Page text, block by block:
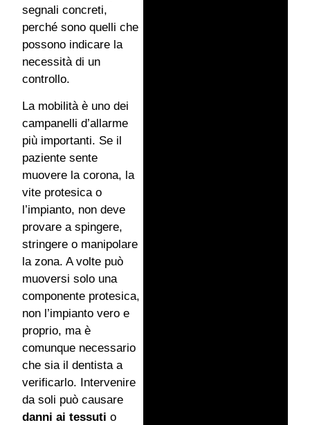
segnali concreti,
perché sono quelli che
possono indicare la
necessità di un
controllo.
La mobilità è uno dei
campanelli d’allarme
più importanti. Se il
paziente sente
muovere la corona, la
vite protesica o
l’impianto, non deve
provare a spingere,
stringere o manipolare
la zona. A volte può
muoversi solo una
componente protesica,
non l’impianto vero e
proprio, ma è
comunque necessario
che sia il dentista a
verificarlo. Intervenire
da soli può causare
danni ai tessuti o